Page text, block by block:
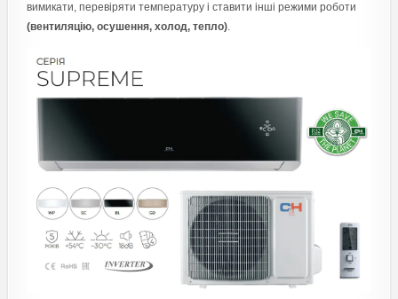
вимикати, перевіряти температуру і ставити інші режими роботи
(вентиляцію, осушення, холод, тепло).